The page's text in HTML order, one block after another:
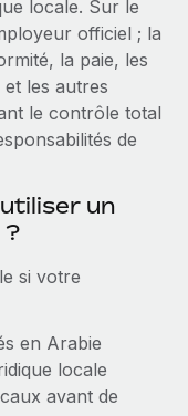
risques en
informatiques
de vos
:
des
locale. Sur le
officiel ; la
la paie, les
les autres
le contrôle total
de
un
?
si votre
en Arabie
locale
avant de